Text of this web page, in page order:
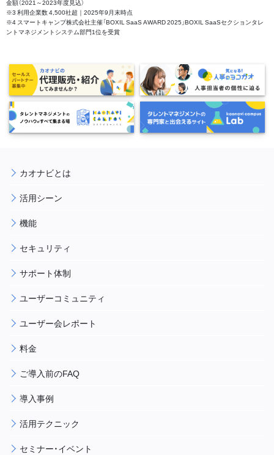
金額（2021～2023年度見込）
※3 利用企業数 4,500社超｜2025年9月末時点
※4 スマートキャンプ株式会社主催「BOXIL SaaS AWARD 2025」BOXIL SaaSセクションタレ
ントマネジメントシステム部門1位を受賞
カオナビとは
活用シーン
機能
セキュリティ
サポート体制
ユーザーコミュニティ
ユーザー会レポート
料金
ご導入前のFAQ
導入事例
活用テクニック
セミナー・イベント